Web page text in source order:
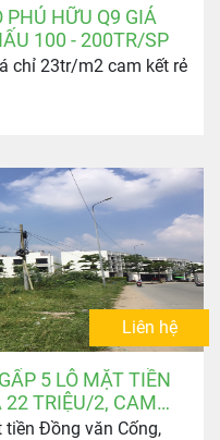
HỮU Q9 GIÁ
100 - 200TR/SP
chỉ 23tr/m2 cam kết rẻ
Liên hệ
5 LÔ MẶT TIỀN
22 TRIỆU/2, CAM
Đồng văn Cống,